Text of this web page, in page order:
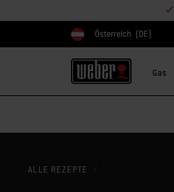
Land auswählen
Österreich (DE)
Gas
ALLE REZEPTE